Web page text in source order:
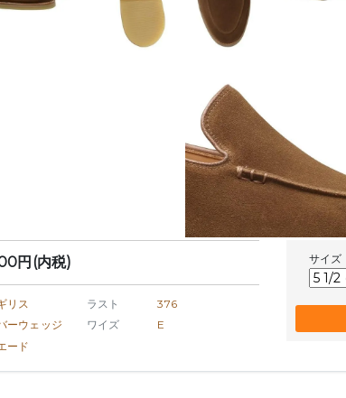
円(内税)
リス ラスト
376
ーウェッジ ワイズ
E
ード
サイズ